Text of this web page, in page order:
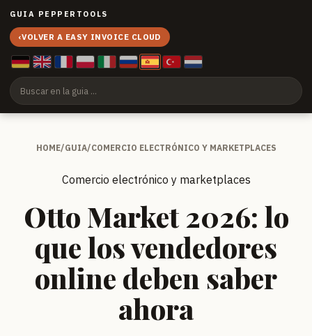
GUIA PEPPERTOOLS
‹VOLVER A EASY INVOICE CLOUD
HOME/GUIA/COMERCIO ELECTRÓNICO Y MARKETPLACES
Comercio electrónico y marketplaces
Otto Market 2026: lo
que los vendedores
online deben saber
ahora